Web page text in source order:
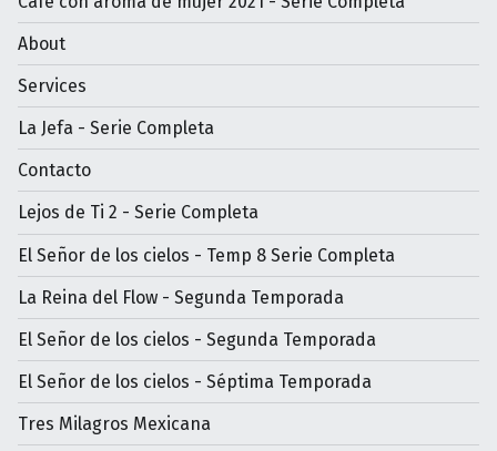
About
Services
La Jefa - Serie Completa
Contacto
Lejos de Ti 2 - Serie Completa
El Señor de los cielos - Temp 8 Serie Completa
La Reina del Flow - Segunda Temporada
El Señor de los cielos - Segunda Temporada
El Señor de los cielos - Séptima Temporada
Tres Milagros Mexicana